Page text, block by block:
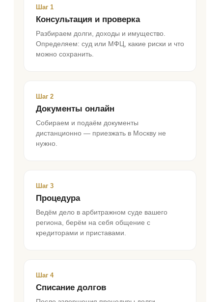
Шаг 1
Консультация и проверка
Разбираем долги, доходы и имущество.
Определяем: суд или МФЦ, какие риски и что
можно сохранить.
Шаг 2
Документы онлайн
Собираем и подаём документы
дистанционно — приезжать в Москву не
нужно.
Шаг 3
Процедура
Ведём дело в арбитражном суде вашего
региона, берём на себя общение с
кредиторами и приставами.
Шаг 4
Списание долгов